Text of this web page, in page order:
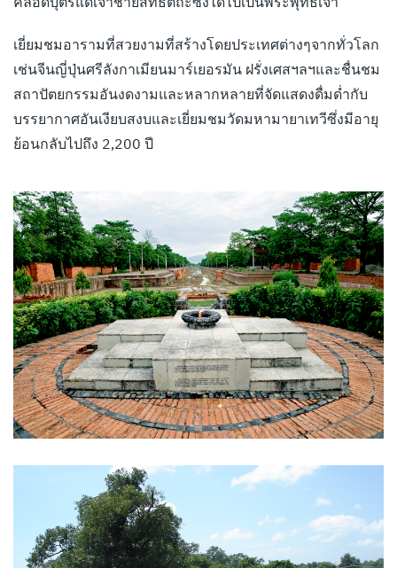
เยี่ยมชมอารามที่สวยงามที่สร้างโดยประเทศต่างๆจากทั่วโลก
เช่นจีนญี่ปุ่นศรีลังกาเมียนมาร์เยอรมัน ฝรั่งเศสฯลฯและชื่นชม
สถาปัตยกรรมอันงดงามและหลากหลายที่จัดแสดงดื่มด่ำกับ
บรรยากาศอันเงียบสงบและเยี่ยมชมวัดมหามายาเทวีซึ่งมีอายุ
ย้อนกลับไปถึง 2,200 ปี